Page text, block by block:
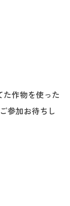
作物を使った
参加お待ちし